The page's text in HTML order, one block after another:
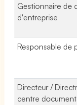
Gestionnaire de
d'entreprise
Responsable de
Directeur /
centre